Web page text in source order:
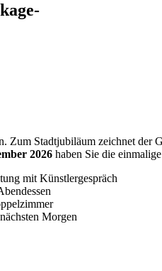
Zum Stadtjubiläum zeichnet
2026 haben Sie die
mit Künstlergespräch
Morgen